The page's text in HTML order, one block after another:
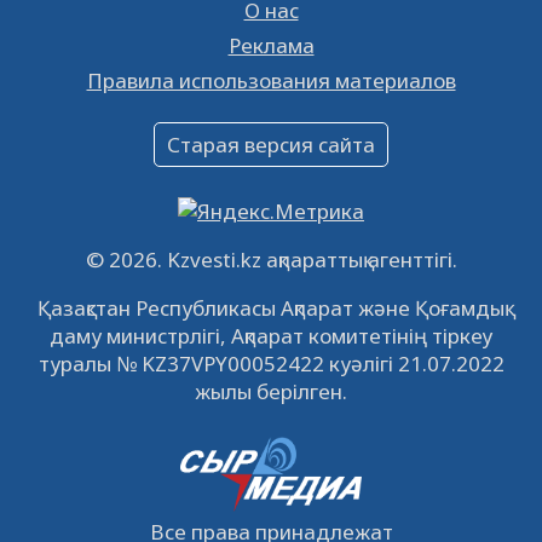
16.12.2022 61035
Объявление
09.12.2022
Свободные рабочие места
встречу с инвесторами в Кызылорде 22
ноября
21.11.2022 14939 0
© 2026. Kzvesti.kz ақпараттық агенттігі.
Қазақстан Республикасы Ақпарат және Қоғамдық
даму министрлігі, Ақпарат комитетінің тіркеу
туралы № KZ37VPY00052422 куәлігі 21.07.2022
жылы берілген.
Все права принадлежат
О нас
Реклама
Правила использования материалов
Старая версия сайта